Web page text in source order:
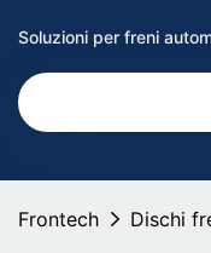
Soluzioni per freni
Frontech Dischi